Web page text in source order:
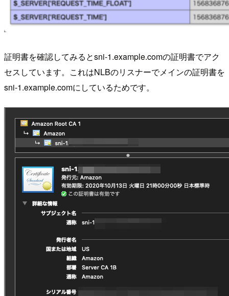
証明書を確認してみるとsni-1.example.comの証明書でアク
セスしています。これはNLBのリスナーでメインの証明書を
sni-1.example.comにしているためです。